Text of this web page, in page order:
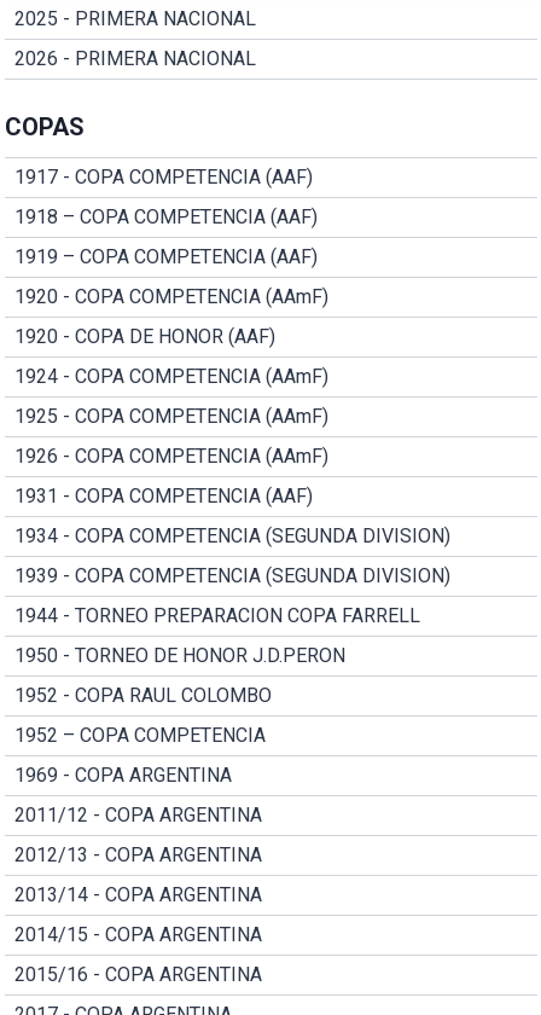
2025 - PRIMERA NACIONAL
2026 - PRIMERA NACIONAL
COPAS
1917 - COPA COMPETENCIA (AAF)
1918 – COPA COMPETENCIA (AAF)
1919 – COPA COMPETENCIA (AAF)
1920 - COPA COMPETENCIA (AAmF)
1920 - COPA DE HONOR (AAF)
1924 - COPA COMPETENCIA (AAmF)
1925 - COPA COMPETENCIA (AAmF)
1926 - COPA COMPETENCIA (AAmF)
1931 - COPA COMPETENCIA (AAF)
1934 - COPA COMPETENCIA (SEGUNDA DIVISION)
1939 - COPA COMPETENCIA (SEGUNDA DIVISION)
1944 - TORNEO PREPARACION COPA FARRELL
1950 - TORNEO DE HONOR J.D.PERON
1952 - COPA RAUL COLOMBO
1952 – COPA COMPETENCIA
1969 - COPA ARGENTINA
2011/12 - COPA ARGENTINA
2012/13 - COPA ARGENTINA
2013/14 - COPA ARGENTINA
2014/15 - COPA ARGENTINA
2015/16 - COPA ARGENTINA